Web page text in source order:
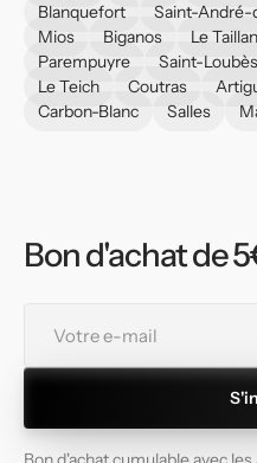
Blanquefort
Saint-André-
Mios
Biganos Le
Parempuyre
Saint-Loubès
Le Teich
Coutras
Carbon-Blanc
Salles
Bon d'achat de
mail